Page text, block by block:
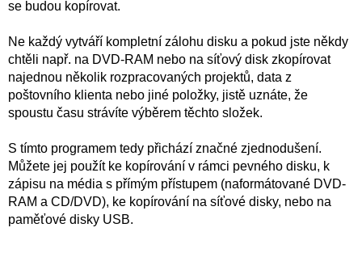
se budou kopírovat.
Ne každý vytváří kompletní zálohu disku a pokud jste někdy
chtěli např. na DVD-RAM nebo na síťový disk zkopírovat
najednou několik rozpracovaných projektů, data z
poštovního klienta nebo jiné položky, jistě uznáte, že
spoustu času strávíte výběrem těchto složek.
S tímto programem tedy přichází značné zjednodušení.
Můžete jej použít ke kopírování v rámci pevného disku, k
zápisu na média s přímým přístupem (naformátované DVD-
RAM a CD/DVD), ke kopírování na síťové disky, nebo na
paměťové disky USB.